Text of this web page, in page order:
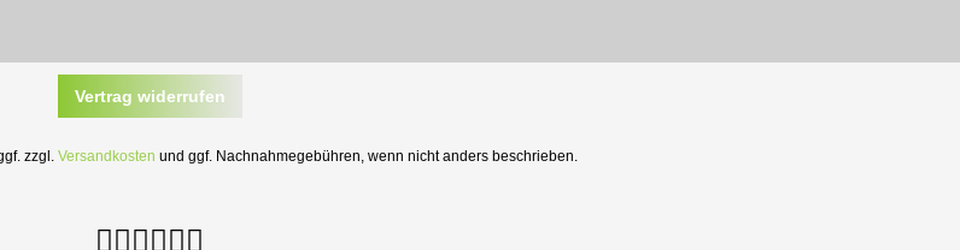
Vertrag widerrufen
zzgl. Versandkosten und ggf. Nachnahmegebühren, wenn nicht anders beschrieben.